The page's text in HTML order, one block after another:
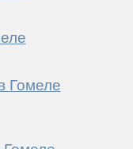
Гомеле